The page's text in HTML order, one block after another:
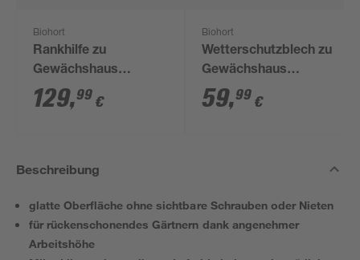
Biohort
Rankhilfe zu
Gewächshaus
Florentina
129,99 €
Biohort
Wetterschutzblech zu
Gewächshaus
Florentina Gr. 0,5m
59,99 €
Beschreibung
glatte Oberfläche ohne sichtbare Schrauben oder Nieten
für rückenschonendes Gärtnern dank angenehmer
Arbeitshöhe